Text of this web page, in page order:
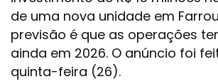
de uma nova unidade em
previsão é que as operações
ainda em 2026. O anúncio foi
quinta-feira (26).